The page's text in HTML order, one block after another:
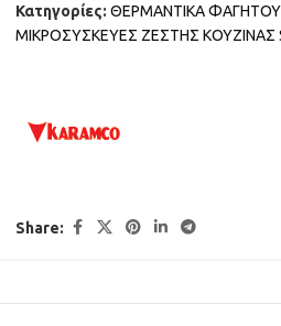
Κατηγορίες: ΘΕΡΜΑΝΤΙΚΑ ΦΑΓΗΤΟΥ
ΜΙΚΡΟΣΥΣΚΕΥΕΣ ΖΕΣΤΗΣ ΚΟΥΖΙΝΑΣ
Share: